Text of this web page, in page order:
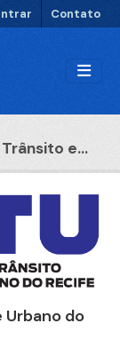
Contato
e...
do